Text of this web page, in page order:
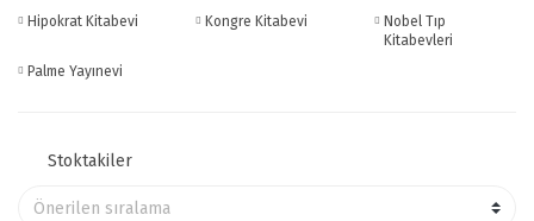
Hipokrat Kitabevi
Kongre Kitabevi
Nobel Tıp
Kitabevleri
Palme Yayınevi
Stoktakiler